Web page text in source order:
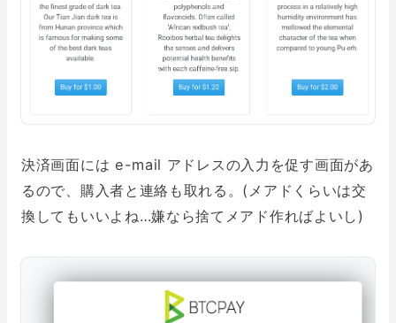
決済画面には e-mail アドレスの入力を促す画面があ
るので、購入者と連絡も取れる。(メアドくらいは交
換してもいいよね…嫌なら捨てメアド作ればよいし)